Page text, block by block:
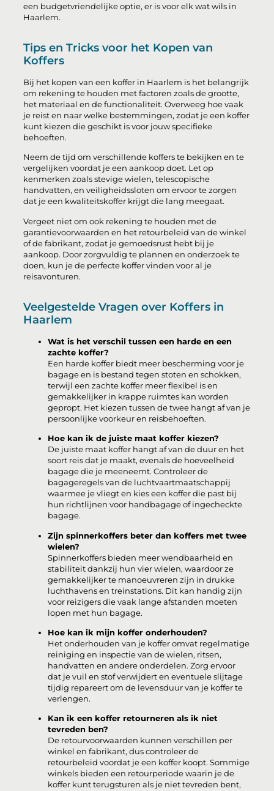
een budgetvriendelijke optie, er is voor elk wat wils in
Haarlem.
Tips en Tricks voor het Kopen van
Koffers
Bij het kopen van een koffer in Haarlem is het belangrijk
om rekening te houden met factoren zoals de grootte,
het materiaal en de functionaliteit. Overweeg hoe vaak
je reist en naar welke bestemmingen, zodat je een koffer
kunt kiezen die geschikt is voor jouw specifieke
behoeften.
Neem de tijd om verschillende koffers te bekijken en te
vergelijken voordat je een aankoop doet. Let op
kenmerken zoals stevige wielen, telescopische
handvatten, en veiligheidssloten om ervoor te zorgen
dat je een kwaliteitskoffer krijgt die lang meegaat.
Vergeet niet om ook rekening te houden met de
garantievoorwaarden en het retourbeleid van de winkel
of de fabrikant, zodat je gemoedsrust hebt bij je
aankoop. Door zorgvuldig te plannen en onderzoek te
doen, kun je de perfecte koffer vinden voor al je
reisavonturen.
Veelgestelde Vragen over Koffers in
Haarlem
Wat is het verschil tussen een harde en een
zachte koffer?
Een harde koffer biedt meer bescherming voor je
bagage en is bestand tegen stoten en schokken,
terwijl een zachte koffer meer flexibel is en
gemakkelijker in krappe ruimtes kan worden
gepropt. Het kiezen tussen de twee hangt af van je
persoonlijke voorkeur en reisbehoeften.
Hoe kan ik de juiste maat koffer kiezen?
De juiste maat koffer hangt af van de duur en het
soort reis dat je maakt, evenals de hoeveelheid
bagage die je meeneemt. Controleer de
bagageregels van de luchtvaartmaatschappij
waarmee je vliegt en kies een koffer die past bij
hun richtlijnen voor handbagage of ingecheckte
bagage.
Zijn spinnerkoffers beter dan koffers met twee
wielen?
Spinnerkoffers bieden meer wendbaarheid en
stabiliteit dankzij hun vier wielen, waardoor ze
gemakkelijker te manoeuvreren zijn in drukke
luchthavens en treinstations. Dit kan handig zijn
voor reizigers die vaak lange afstanden moeten
lopen met hun bagage.
Hoe kan ik mijn koffer onderhouden?
Het onderhouden van je koffer omvat regelmatige
reiniging en inspectie van de wielen, ritsen,
handvatten en andere onderdelen. Zorg ervoor
dat je vuil en stof verwijdert en eventuele slijtage
tijdig repareert om de levensduur van je koffer te
verlengen.
Kan ik een koffer retourneren als ik niet
tevreden ben?
De retourvoorwaarden kunnen verschillen per
winkel en fabrikant, dus controleer de
retourbeleid voordat je een koffer koopt. Sommige
winkels bieden een retourperiode waarin je de
koffer kunt terugsturen als je niet tevreden bent,